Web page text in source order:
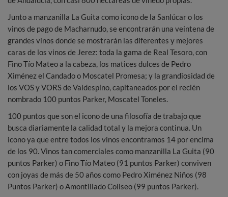
Junto a manzanilla La Guita como icono de la Sanlúcar o los
vinos de pago de Macharnudo, se encontrarán una veintena de
grandes vinos donde se mostrarán las diferentes y mejores
caras de los vinos de Jerez: toda la gama de Real Tesoro, con
Fino Tío Mateo a la cabeza, los matices dulces de Pedro
Ximénez el Candado o Moscatel Promesa; y la grandiosidad de
los VOS y VORS de Valdespino, capitaneados por el recién
nombrado 100 puntos Parker, Moscatel Toneles.
100 puntos que son el icono de una filosofía de trabajo que
busca diariamente la calidad total y la mejora continua. Un
icono ya que entre todos los vinos encontramos 14 por encima
de los 90. Vinos tan comerciales como manzanilla La Guita (90
puntos Parker) o Fino Tío Mateo (91 puntos Parker) conviven
con joyas de más de 50 años como Pedro Ximénez Niños (98
Puntos Parker) o Amontillado Coliseo (99 puntos Parker).